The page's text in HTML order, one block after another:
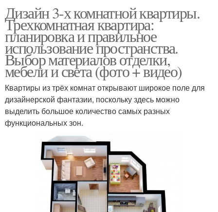
Дизайн 3-х комнатной квартиры.
Трехкомнатная квартира:
планировка и правильное
использование пространства.
Выбор материалов отделки,
мебели и света (фото + видео)
Квартиры из трёх комнат открывают широкое поле для
дизайнерской фантазии, поскольку здесь можно
выделить большое количество самых разных
функциональных зон.